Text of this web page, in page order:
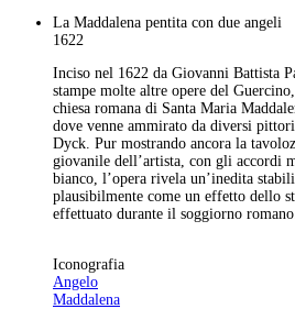
La Maddalena pentita con due angeli
1622
Inciso nel 1622 da Giovanni Battista
stampe molte altre opere del
chiesa romana di Santa Maria
dove venne ammirato da diversi
Dyck. Pur mostrando ancora la
giovanile dell’artista, con gli accordi
bianco, l’opera rivela un’inedita
plausibilmente come un effetto dello
effettuato durante il soggiorno romano.
Iconografia
Angelo
Maddalena